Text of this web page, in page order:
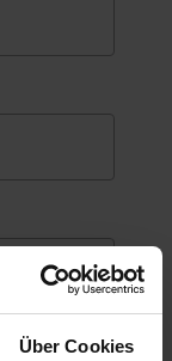
Über Cookies